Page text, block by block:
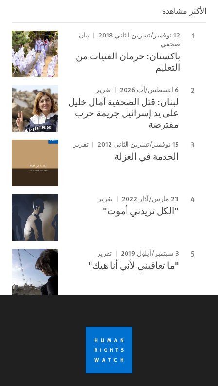
الأكثر مشاهدة
12 نوفمبر/تشرين الثاني 2018
بيان
صحفي
باكستان: حرمان الفتيات من
التعليم
6 اغسطس/آب 2026 تقرير
لبنان: قتل الصحفية آمال خليل
على يد إسرائيل جريمة حرب
مفترضة
15 نوفمبر/تشرين الثاني 2012 تقرير
الخدمة في العزلة
23 مارس/آذار 2022 تقرير
"الكل تريدني أموت"
3 سبتمبر/أيلول 2019 تقرير
"ما تعاقبني لأني أنا هيك"